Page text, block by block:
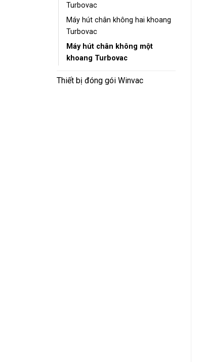
Turbovac
Máy hút chân không hai khoang
Turbovac
Máy hút chân không một
khoang Turbovac
Thiết bị đóng gói Winvac